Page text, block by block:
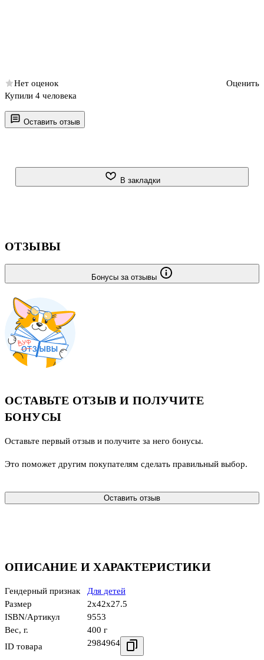
Оставить отзыв
Нет оценок
Оценить
Купили 4 человека
В закладки
ОПИСАНИЕ И ХАРАКТЕРИСТИКИ
Гендерный признак
Для детей
Размер
2x42x27.5
ISBN/Артикул
9553
Вес, г.
400 г
ID товара
2984964
ОТЗЫВЫ
Бонусы за отзывы
ОСТАВЬТЕ ОТЗЫВ И ПОЛУЧИТЕ
БОНУСЫ
Оставьте первый отзыв и получите за него бонусы.
Это поможет другим покупателям сделать правильный выбор.
Оставить отзыв